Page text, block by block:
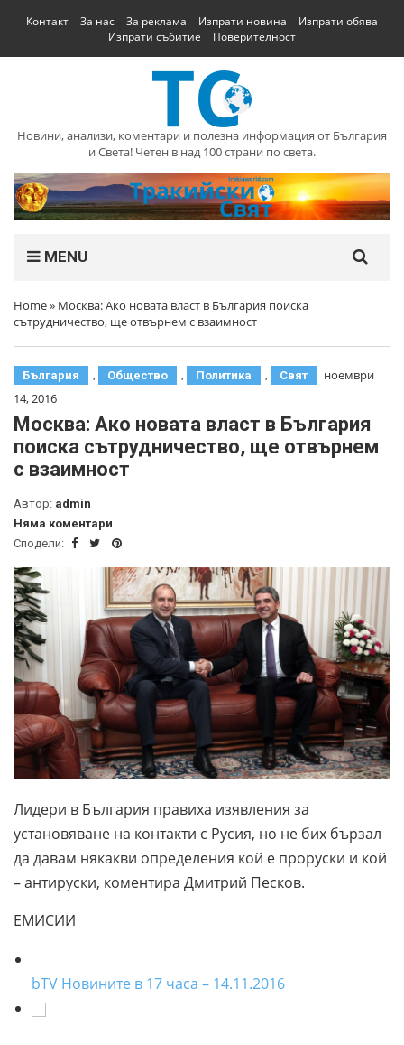
Контакт За нас За реклама Изпрати новина
Изпрати обява
Изпрати събитие
Поверителност
Новини, анализи, коментари и полезна информация от България
и Света! Четен в над 100 страни по света.
MENU
Home» Москва: Ако новата власт в България поиска
сътрудничество, ще отвърнем с взаимност
България , Общество , Политика , Свят
ноември
14, 2016
Москва: Ако новата власт в България
поиска сътрудничество, ще отвърнем
с взаимност
Автор: admin
Няма коментари
Сподели:
Лидери в България правиха изявления за
установяване на контакти с Русия, но не бих бързал
да давам някакви определения кой е проруски и кой
– антируски, коментира Дмитрий Песков.
ЕМИСИИ
bTV Новините в 17 часа – 14.11.2016